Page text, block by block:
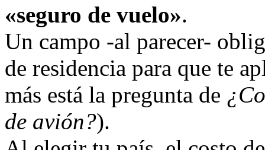
«seguro de vuelo».
Un campo -al parecer-
de residencia para que te
más está la pregunta de
de avión?).